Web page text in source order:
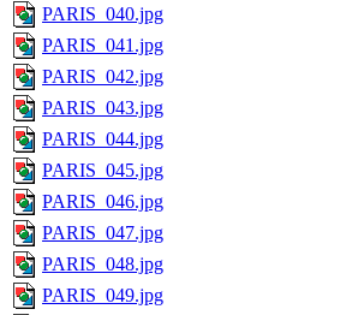
PARIS_040.jpg
PARIS_041.jpg
PARIS_042.jpg
PARIS_043.jpg
PARIS_044.jpg
PARIS_045.jpg
PARIS_046.jpg
PARIS_047.jpg
PARIS_048.jpg
PARIS_049.jpg